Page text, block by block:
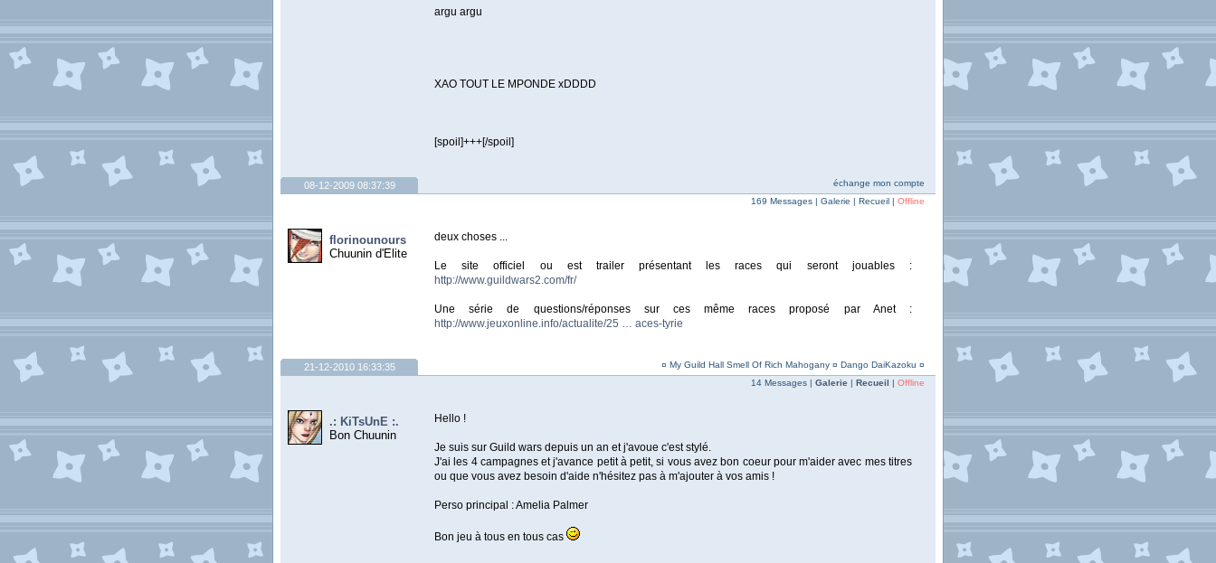
argu argu
XAO TOUT LE MPONDE xDDDD
[spoil]+++[/spoil]
échange mon compte
08-12-2009 08:37:39
florinounours
Chuunin d'Elite
169 Messages | Galerie | Recueil | Offline
deux choses ...
Le site officiel ou est trailer présentant les races qui seront jouables :
http://www.guildwars2.com/fr/
Une série de questions/réponses sur ces même races proposé par Anet :
http://www.jeuxonline.info/actualite/25 … aces-tyrie
¤ My Guild Hall Smell Of Rich Mahogany ¤ Dango DaiKazoku ¤
21-12-2010 16:33:35
.: KiTsUnE :.
Bon Chuunin
14 Messages | Galerie | Recueil | Offline
Hello !
Je suis sur Guild wars depuis un an et j'avoue c'est stylé.
J'ai les 4 campagnes et j'avance petit à petit, si vous avez bon coeur pour m'aider avec mes titres
ou que vous avez besoin d'aide n'hésitez pas à m'ajouter à vos amis !
Perso principal : Amelia Palmer
Bon jeu à tous en tous cas